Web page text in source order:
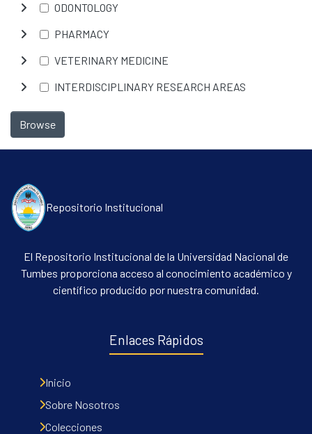
ODONTOLOGY
PHARMACY
VETERINARY MEDICINE
INTERDISCIPLINARY RESEARCH AREAS
Browse
Repositorio Institucional
El Repositorio Institucional de la Universidad Nacional de
Tumbes proporciona acceso al conocimiento académico y
científico producido por nuestra comunidad.
Enlaces Rápidos
Inicio
Sobre Nosotros
Colecciones